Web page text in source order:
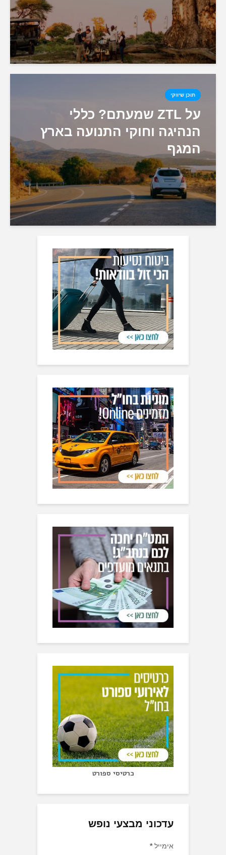
תוכן שיווקי
על ZTL שמעתם? כללי
הנהיגה וחוקי התנועה בארץ
המגף
כרטיסי ספורט
עדכוני מבצעי נופש
אימייל*